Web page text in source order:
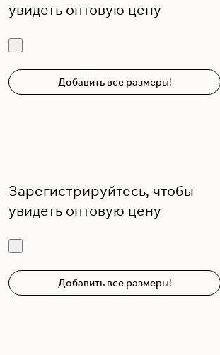
увидеть оптовую цену
Добавить все размеры!
Зарегистрируйтесь, чтобы
увидеть оптовую цену
Добавить все размеры!